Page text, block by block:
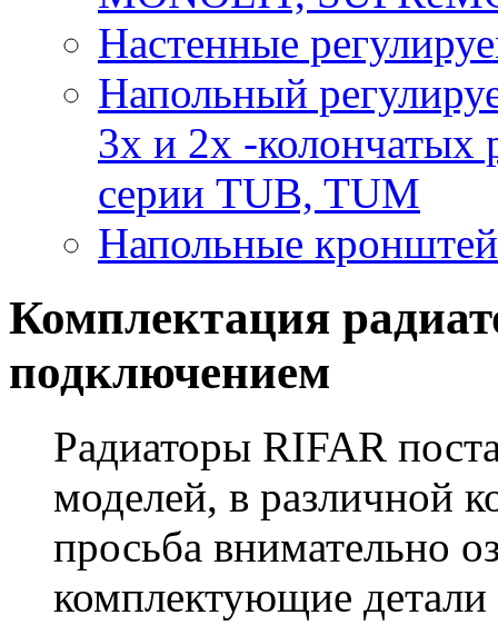
Настенные
Напольный
3x и 2х -колончатых
серии TUB, TUM
Напольные
Комплектация
подключением
Радиаторы RIFAR
моделей, в различной
просьба внимательно
комплектующие